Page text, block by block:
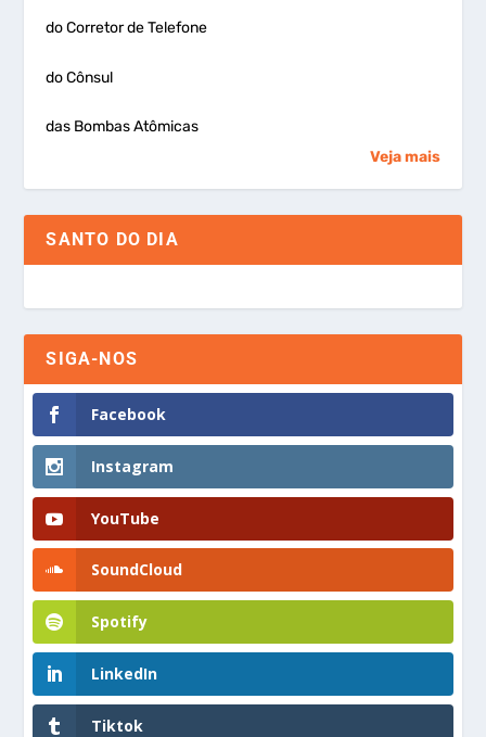
do Corretor de Telefone
do Cônsul
das Bombas Atômicas
Veja mais
SANTO DO DIA
SIGA-NOS
Facebook
Instagram
YouTube
SoundCloud
Spotify
LinkedIn
Tiktok